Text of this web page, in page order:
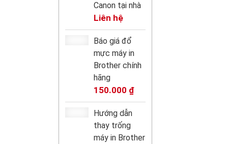
Canon tại nhà
Liên hệ
Báo giá đổ
mực máy in
Brother chính
hãng
150.000 ₫
Hướng dẫn
thay trống
máy in Brother